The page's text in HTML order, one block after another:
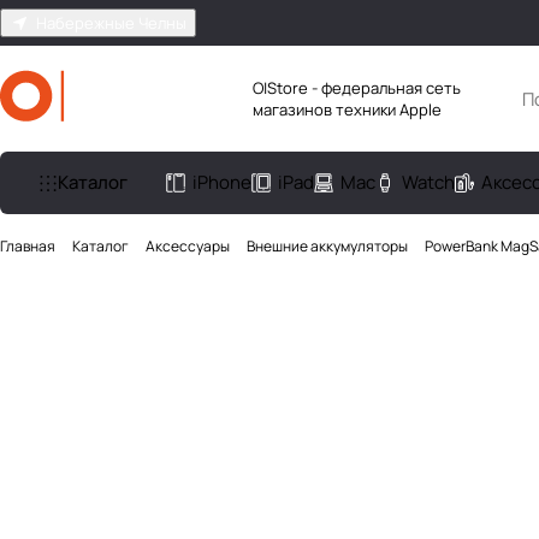
O|Store - федеральная сеть
магазинов техники Apple
Каталог iPhone iPad Mac Watch
Главная Каталог Аксесcуары Внешние аккумуляторы PowerBank